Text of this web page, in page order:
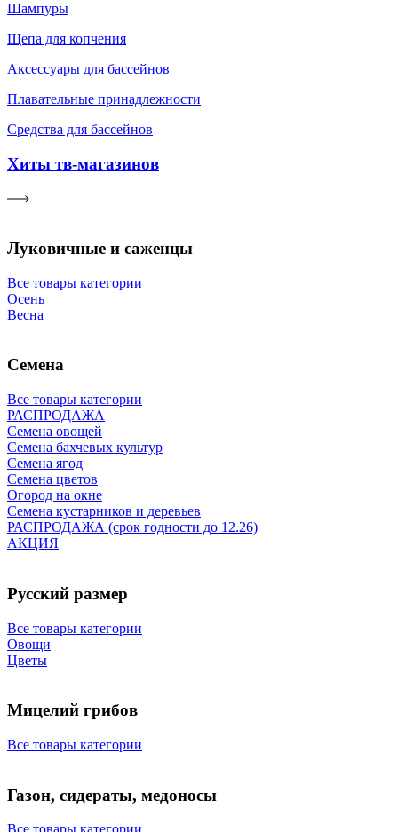
Шампуры
Щепа для копчения
Аксессуары для бассейнов
Плавательные принадлежности
Средства для бассейнов
Хиты тв-магазинов
Луковичные и саженцы
Все товары категории
Осень
Весна
Семена
Все товары категории
РАСПРОДАЖА
Семена овощей
Семена бахчевых культур
Семена ягод
Семена цветов
Огород на окне
Семена кустарников и деревьев
РАСПРОДАЖА (срок годности до 12.26)
АКЦИЯ
Русский размер
Все товары категории
Овощи
Цветы
Мицелий грибов
Все товары категории
Газон, сидераты, медоносы